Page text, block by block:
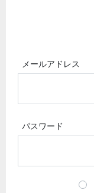
メールアドレス
パスワード